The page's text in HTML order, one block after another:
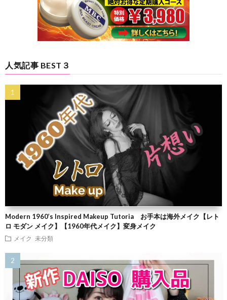
人気記事 BEST３
Modern 1960’s Inspired Makeup Tutoria お手本は海外メイク【レト
ロ モダン メイク】【1960年代メイク】変身メイク
メイク 未分類